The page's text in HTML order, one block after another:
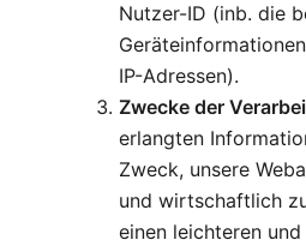
Nutzer-ID (inb. die
IP-Adressen).
Zwecke der
erlangten
Zweck, unsere
und wirtschaftlich
einen leichteren